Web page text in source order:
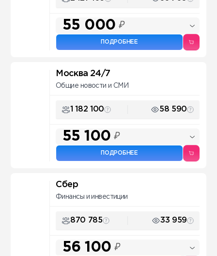
55 000 ₽
ПОДРОБНЕЕ
Москва 24/7
Общие новости и СМИ
1 182 100 58 590
55 100 ₽
ПОДРОБНЕЕ
Сбер
Финансы и инвестиции
870 785 33 959
56 100 ₽